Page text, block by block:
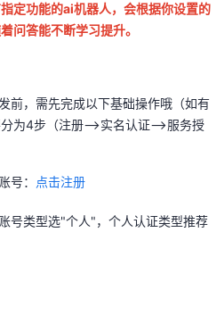
定功能的ai机器人，会根据你设置的
问答能不断学习提升。
前，需先完成以下基础操作哦（如有
为4步（注册–>实名认证–>服务授
号： 点击注册
号类型选"个人"，个人认证类型推荐